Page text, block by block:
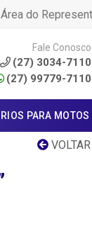
Área do
Fale Conosco
(27) 3034-7110
(27) 99779-7110
PARA MOTOS
VOLTAR